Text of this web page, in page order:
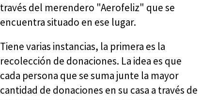
través del merendero "Aerofeliz" que se
encuentra situado en ese lugar.
Tiene varias instancias, la primera es la
recolección de donaciones. La idea es que
cada persona que se suma junte la mayor
cantidad de donaciones en su casa a través de